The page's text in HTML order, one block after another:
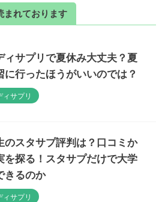
まれております
ィサプリで夏休み大丈夫？夏
に行ったほうがいいのでは？
ィサプリ
のスタサプ評判は？口コミか
を探る！スタサプだけで大学
きるのか
ィサプリ